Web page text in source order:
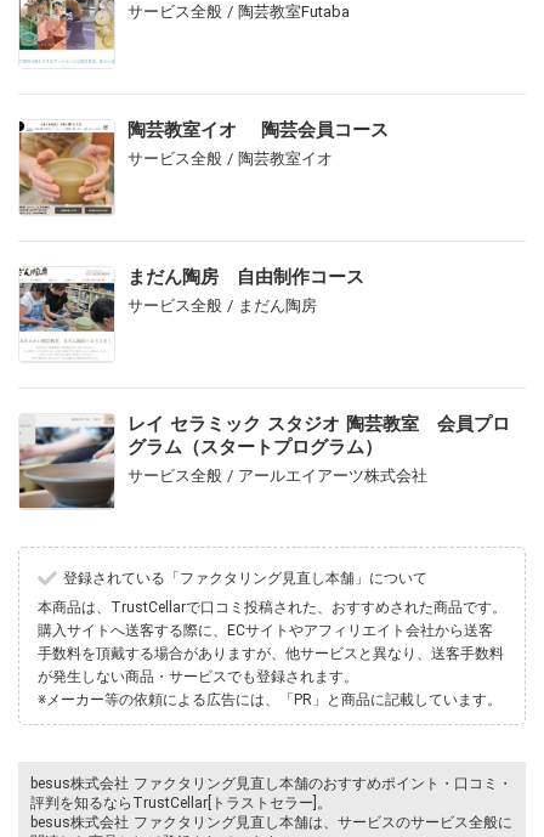
サービス全般 / 陶芸教室Futaba
陶芸教室イオ 陶芸会員コース
サービス全般 / 陶芸教室イオ
まだん陶房 自由制作コース
サービス全般 / まだん陶房
レイ セラミック スタジオ 陶芸教室 会員プロ
グラム（スタートプログラム）
サービス全般 / アールエイアーツ株式会社
登録されている「ファクタリング見直し本舗」について
本商品は、TrustCellarで口コミ投稿された、おすすめされた商品です。
購入サイトへ送客する際に、ECサイトやアフィリエイト会社から送客
手数料を頂戴する場合がありますが、他サービスと異なり、送客手数料
が発生しない商品・サービスでも登録されます。
※メーカー等の依頼による広告には、「PR」と商品に記載しています。
besus株式会社 ファクタリング見直し本舗のおすすめポイント・口コミ・
評判を知るならTrustCellar[トラストセラー]。
besus株式会社 ファクタリング見直し本舗は、サービスのサービス全般に